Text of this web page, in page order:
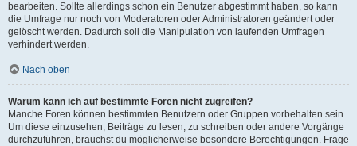
bearbeiten. Sollte allerdings schon ein Benutzer abgestimmt haben, so kann
die Umfrage nur noch von Moderatoren oder Administratoren geändert oder
gelöscht werden. Dadurch soll die Manipulation von laufenden Umfragen
verhindert werden.
Nach oben
Warum kann ich auf bestimmte Foren nicht zugreifen?
Manche Foren können bestimmten Benutzern oder Gruppen vorbehalten sein.
Um diese einzusehen, Beiträge zu lesen, zu schreiben oder andere Vorgänge
durchzuführen, brauchst du möglicherweise besondere Berechtigungen. Frage